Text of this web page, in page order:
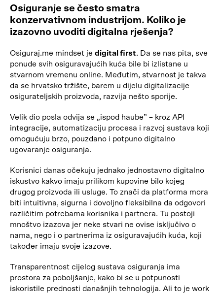
Osiguranje se često smatra
konzervativnom industrijom. Koliko je
izazovno uvoditi digitalna rješenja?
Osiguraj.me mindset je digital first. Da se nas pita, sve
ponude svih osiguravajućih kuća bile bi izlistane u
stvarnom vremenu online. Međutim, stvarnost je takva
da se hrvatsko tržište, barem u dijelu digitalizacije
osigurateljskih proizvoda, razvija nešto sporije.
Velik dio posla odvija se „ispod haube” – kroz API
integracije, automatizaciju procesa i razvoj sustava koji
omogućuju brzo, pouzdano i potpuno digitalno
ugovaranje osiguranja.
Korisnici danas očekuju jednako jednostavno digitalno
iskustvo kakvo imaju prilikom kupovine bilo kojeg
drugog proizvoda ili usluge. To znači da platforma mora
biti intuitivna, sigurna i dovoljno fleksibilna da odgovori
različitim potrebama korisnika i partnera. Tu postoji
mnoštvo izazova jer neke stvari ne ovise isključivo o
nama, nego i o partnerima iz osiguravajućih kuća, koji
također imaju svoje izazove.
Transparentnost cijelog sustava osiguranja ima
prostora za poboljšanje, kako bi se u potpunosti
iskoristile prednosti današnjih tehnologija. Ali to je work